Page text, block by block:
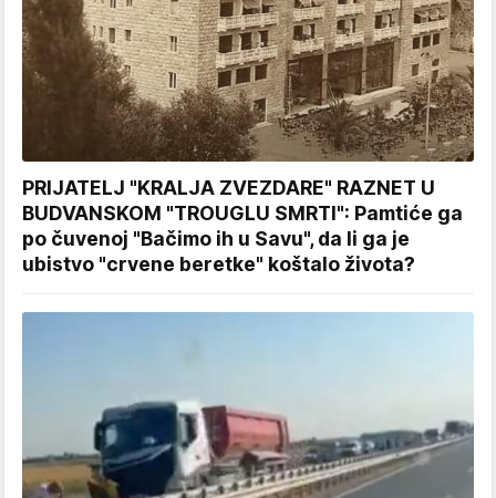
PRIJATELJ "KRALJA ZVEZDARE" RAZNET U
BUDVANSKOM "TROUGLU SMRTI": Pamtiće ga
po čuvenoj "Bačimo ih u Savu", da li ga je
ubistvo "crvene beretke" koštalo života?